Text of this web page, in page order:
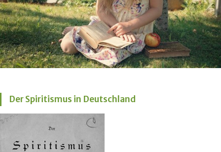
Der Spiritismus in Deutschland